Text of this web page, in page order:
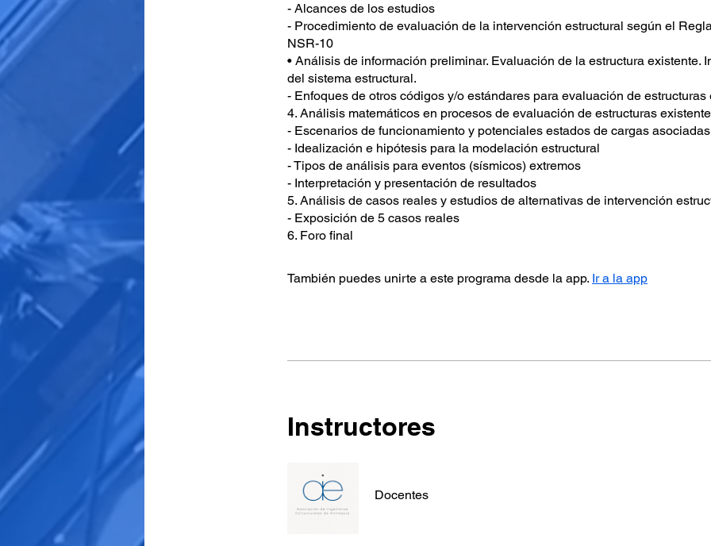
- Alcances de los estudios
- Procedimiento de evaluación de la intervención estructural según el
NSR-10
• Análisis de información preliminar. Evaluación de la estructura existente.
del sistema estructural.
- Enfoques de otros códigos y/o estándares para evaluación de estructuras
4. Análisis matemáticos en procesos de evaluación de estructuras
- Escenarios de funcionamiento y potenciales estados de cargas asociadas
- Idealización e hipótesis para la modelación estructural
- Tipos de análisis para eventos (sísmicos) extremos
- Interpretación y presentación de resultados
5. Análisis de casos reales y estudios de alternativas de intervención
- Exposición de 5 casos reales
6. Foro final
También puedes unirte a este programa desde la app. Ir a la app
Instructores
Docentes